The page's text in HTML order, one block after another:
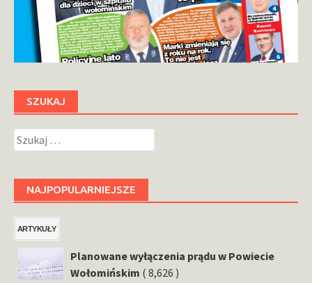
SZUKAJ
Szukaj:
NAJPOPULARNIEJSZE
ARTYKUŁY
Planowane wyłączenia prądu w Powiecie
Wołomińskim ( 8,626 )